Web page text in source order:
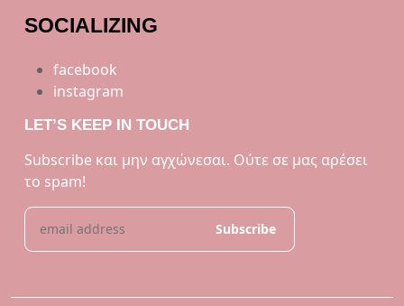
SOCIALIZING
facebook
instagram
LET’S KEEP IN TOUCH
Subscribe και μην αγχώνεσαι. Ούτε σε μας αρέσει
το spam!